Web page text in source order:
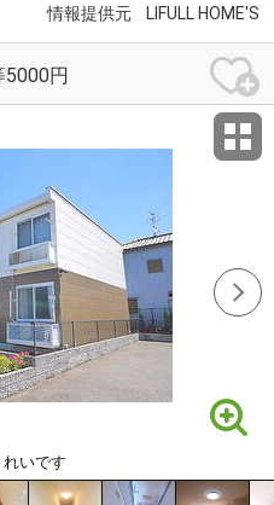
情報提供元 LIFULL HOME'S
円
いです